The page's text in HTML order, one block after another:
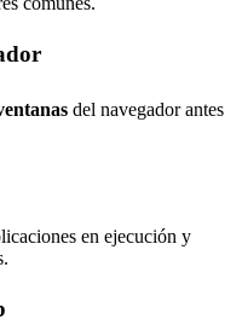
del navegador antes
en ejecución y